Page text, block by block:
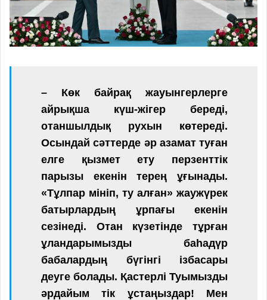
– Көк байрақ жауынгерлерге
айрықша күш-жігер береді,
отаншылдық рухын көтереді.
Осындай сәттерде әр азамат туған
елге қызмет ету перзенттік
парызы екенін терең ұғынады.
«Тұлпар мініп, ту алған» жаужүрек
батырлардың ұрпағы екенін
сезінеді. Отан күзетінде тұрған
ұландарымызды баһадүр
бабалардың бүгінгі ізбасары
деуге болады. Қастерлі Туымызды
әрдайым тік ұстаңыздар! Мен